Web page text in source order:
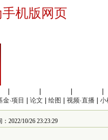
机版网页
金·项目 论文 绘图 视频·直播 小
2022/10/26 23:23:29